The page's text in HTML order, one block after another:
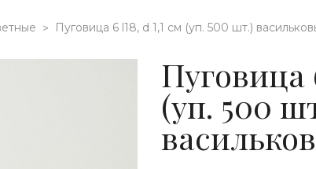
> пуговица 6 l18, d 1,1 см (уп. 500 шт.)
Пуговица
(уп. 500